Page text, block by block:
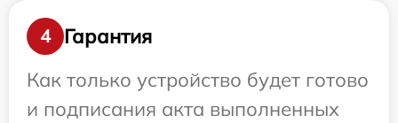
4
Гарантия
Как только устройство будет готово
и подписания акта выполненных